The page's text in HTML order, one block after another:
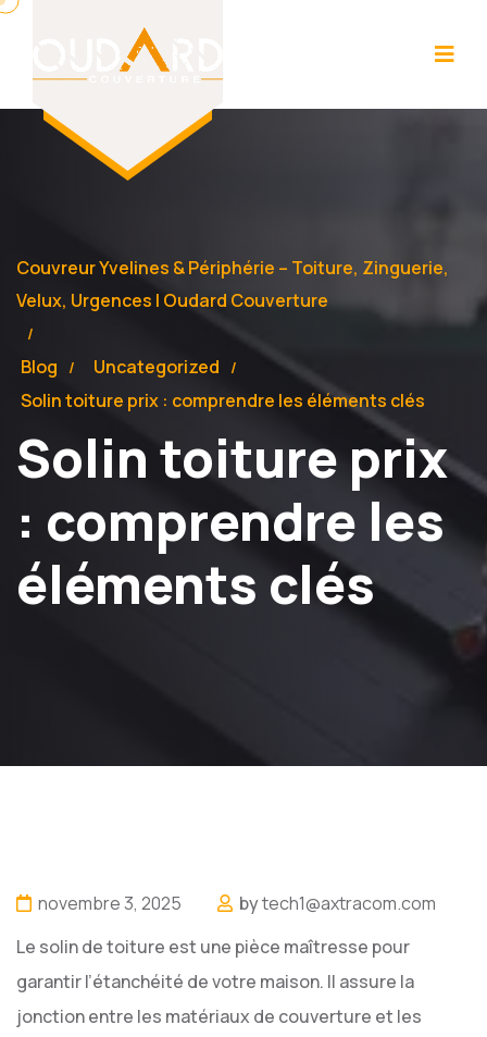
Couvreur Yvelines & Périphérie – Toiture, Zinguerie,
Velux, Urgences | Oudard Couverture
Blog
Uncategorized
Solin toiture prix : comprendre les éléments clés
Solin toiture prix
: comprendre les
éléments clés
novembre 3, 2025 bytech1@axtracom.com
Le solin de toiture est une pièce maîtresse pour
garantir l’étanchéité de votre maison. Il assure la
jonction entre les matériaux de couverture et les